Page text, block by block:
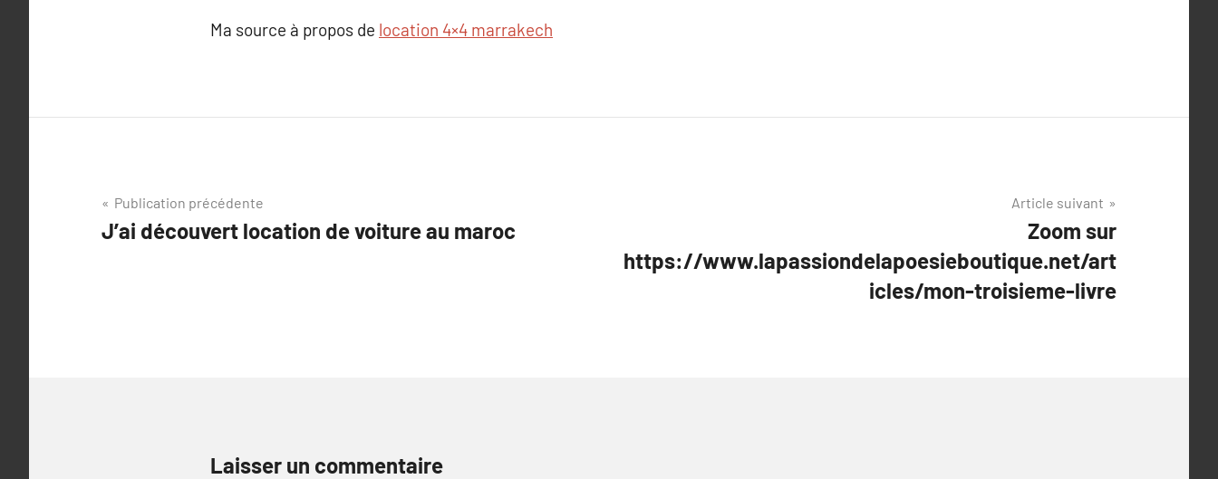
Ma source à propos de location 4×4 marrakech
Navigation
de
Publication précédente
J’ai découvert location de voiture au maroc
Article suivant
Zoom sur
https://www.lapassiondelapoesieboutique.net/art
icles/mon-troisieme-livre
Laisser un commentaire